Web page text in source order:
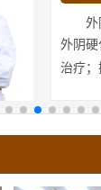
外
外阴硬
治疗；